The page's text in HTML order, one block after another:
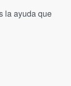
la ayuda que